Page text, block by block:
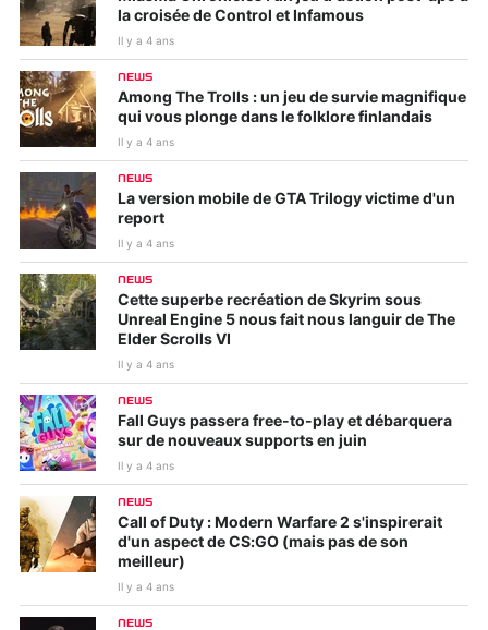
la croisée de Control et Infamous
Il y a 4 ans
NEWS
Among The Trolls : un jeu de survie magnifique
qui vous plonge dans le folklore finlandais
Il y a 4 ans
NEWS
La version mobile de GTA Trilogy victime d'un
report
Il y a 4 ans
NEWS
Cette superbe recréation de Skyrim sous
Unreal Engine 5 nous fait nous languir de The
Elder Scrolls VI
Il y a 4 ans
NEWS
Fall Guys passera free-to-play et débarquera
sur de nouveaux supports en juin
Il y a 4 ans
NEWS
Call of Duty : Modern Warfare 2 s'inspirerait
d'un aspect de CS:GO (mais pas de son
meilleur)
Il y a 4 ans
NEWS